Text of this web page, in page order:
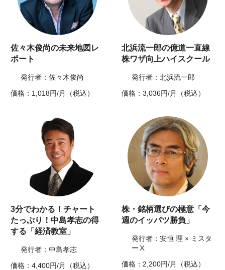
佐々木俊尚の未来地図レ
ポート
発行者：佐々木俊尚
価格：1,018円/月（税込）
北浜流一郎の億道一直線
株ワザ向上ハイスクール
発行者：北浜流一郎
価格：3,036円/月（税込）
3分でわかる！チャート
たっぷり！中島孝志の得
する「経済教室」
発行者：中島孝志
価格：4,400円/月（税込）
株・銘柄選びの極意「今
週のイッパツ勝負」
発行者：安恒 理 × ミスタ
ーⅩ
価格：2,200円/月（税込）